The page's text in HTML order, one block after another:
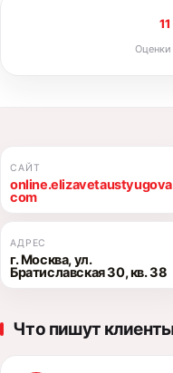
Оценки
САЙТ
com
АДРЕС
г. Москва, ул.
Братиславская 30, кв. 38
Что пишут